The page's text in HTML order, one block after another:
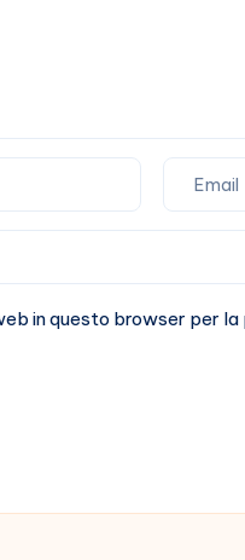
in questo browser per